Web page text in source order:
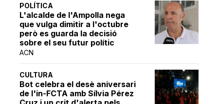
POLÍTICA
L'alcalde de l'Ampolla nega
que vulga dimitir a l'octubre
però es guarda la decisió
sobre el seu futur polític
ACN
CULTURA
Bot celebra el desè aniversari
de l'in-FCTA amb Sílvia Pérez